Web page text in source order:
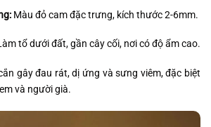
Màu đỏ cam đặc trưng, kích thước 2-6mm.
tổ dưới đất, gần cây cối, nơi có độ ẩm cao.
gây đau rát, dị ứng và sưng viêm, đặc biệt
và người già.